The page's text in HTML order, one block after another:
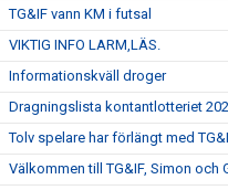
TG&IF vann KM i futsal
VIKTIG INFO LARM,LÄS.
Informationskväll droger
Dragningslista kontantlotteriet
Tolv spelare har förlängt med
Välkommen till TG&IF, Simon och